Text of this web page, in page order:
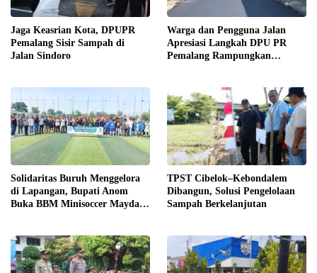
Jaga Keasrian Kota, DPUPR
Pemalang Sisir Sampah di
Jalan Sindoro
Warga dan Pengguna Jalan
Apresiasi Langkah DPU PR
Pemalang Rampungkan
Solidaritas Buruh Menggelora
di Lapangan, Bupati Anom
Buka BBM Minisoccer Mayday
TPST Cibelok–Kebondalem
Dibangun, Solusi Pengelolaan
Sampah Berkelanjutan